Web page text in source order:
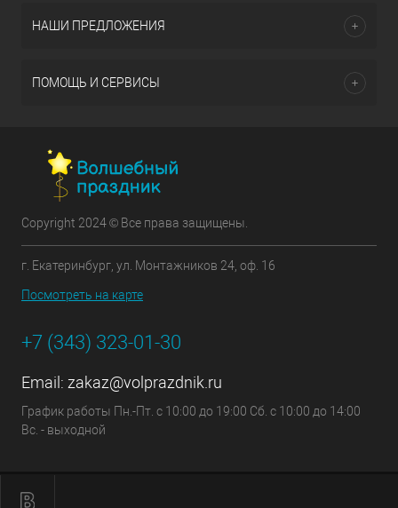
НАШИ ПРЕДЛОЖЕНИЯ
ПОМОЩЬ И СЕРВИСЫ
Copyright 2024 © Все права защищены.
г. Екатеринбург, ул. Монтажников 24, оф. 16
Посмотреть на карте
+7 (343) 323-01-30
Email: zakaz@volprazdnik.ru
График работы Пн.-Пт. с 10:00 до 19:00 Сб. с 10:00 до 14:00
Вс. - выходной